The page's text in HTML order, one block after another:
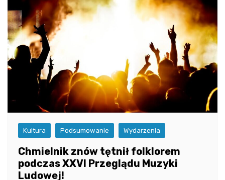
Kultura Podsumowanie Wydarzenia
Chmielnik znów tętnił folklorem
podczas XXVI Przeglądu Muzyki
Ludowej!